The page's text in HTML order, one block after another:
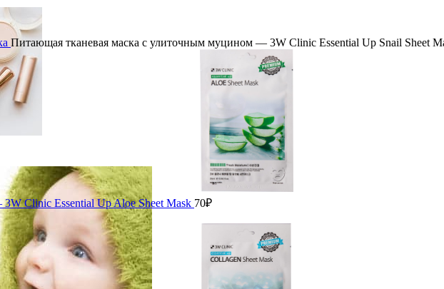
Питающая тканевая маска с улиточным муцином — 3W Clinic Essential Up Snail Sheet
Clinic Essential Up Aloe Sheet Mask 70₽